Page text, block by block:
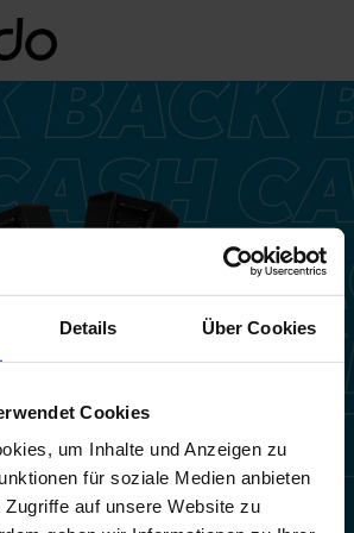
Details Über Cookies
Cookies
um Inhalte und Anzeigen zu
für soziale Medien anbieten
auf unsere Website zu